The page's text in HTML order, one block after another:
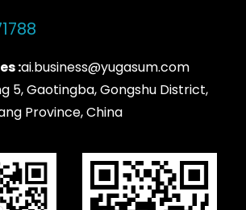
:ai.business@yugasum.com
5, Gaotingba, Gongshu District,
Province, China